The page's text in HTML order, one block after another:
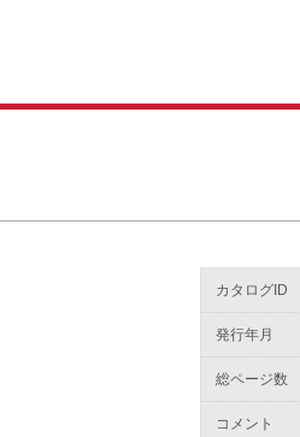
カタログID
発行年月
総ページ数
コメント